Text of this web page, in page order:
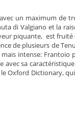
un maximum de
di Valgiano et la
piquante, est fruité
de plusieurs de
intense: Frantoio
avec sa
Oxford Dictionary,